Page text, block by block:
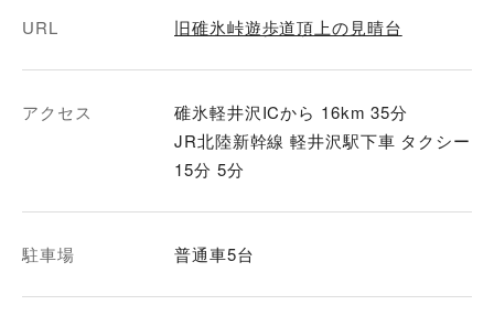
URL 旧碓氷峠遊歩道頂上の見晴台
アクセス
碓氷軽井沢ICから 16km 35分
JR北陸新幹線 軽井沢駅下車 タクシー
15分 5分
駐車場 普通車5台